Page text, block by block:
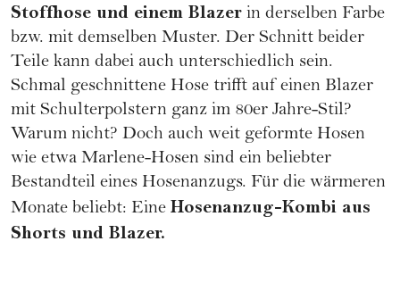
Stoffhose und einem Blazer in derselben Farbe
bzw. mit demselben Muster. Der Schnitt beider
Teile kann dabei auch unterschiedlich sein.
Schmal geschnittene Hose trifft auf einen Blazer
mit Schulterpolstern ganz im 80er Jahre-Stil?
Warum nicht? Doch auch weit geformte Hosen
wie etwa Marlene-Hosen sind ein beliebter
Bestandteil eines Hosenanzugs. Für die wärmeren
Monate beliebt: Eine Hosenanzug-Kombi aus
Shorts und Blazer.